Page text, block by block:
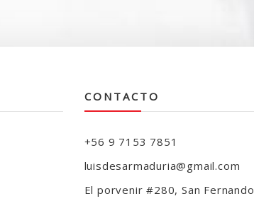
CONTACTO
+56 9 7153 7851
luisdesarmaduria@gmail.com
El porvenir #280, San Fernando